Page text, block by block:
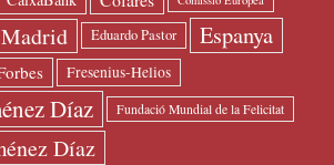
Eduardo Pastor Espanya
Fresenius-Helios
Díaz Fundació Mundial de la Felicitat
Díaz